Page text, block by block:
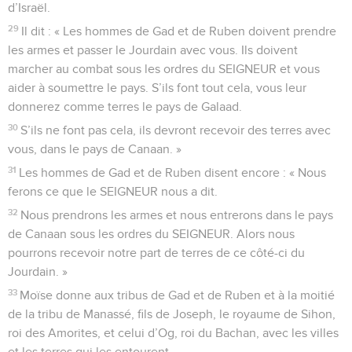
d’Israël.
29 Il dit : « Les hommes de Gad et de Ruben doivent prendre
les armes et passer le Jourdain avec vous. Ils doivent
marcher au combat sous les ordres du SEIGNEUR et vous
aider à soumettre le pays. S’ils font tout cela, vous leur
donnerez comme terres le pays de Galaad.
30 S’ils ne font pas cela, ils devront recevoir des terres avec
vous, dans le pays de Canaan. »
31 Les hommes de Gad et de Ruben disent encore : « Nous
ferons ce que le SEIGNEUR nous a dit.
32 Nous prendrons les armes et nous entrerons dans le pays
de Canaan sous les ordres du SEIGNEUR. Alors nous
pourrons recevoir notre part de terres de ce côté-ci du
Jourdain. »
33 Moïse donne aux tribus de Gad et de Ruben et à la moitié
de la tribu de Manassé, fils de Joseph, le royaume de Sihon,
roi des Amorites, et celui d’Og, roi du Bachan, avec les villes